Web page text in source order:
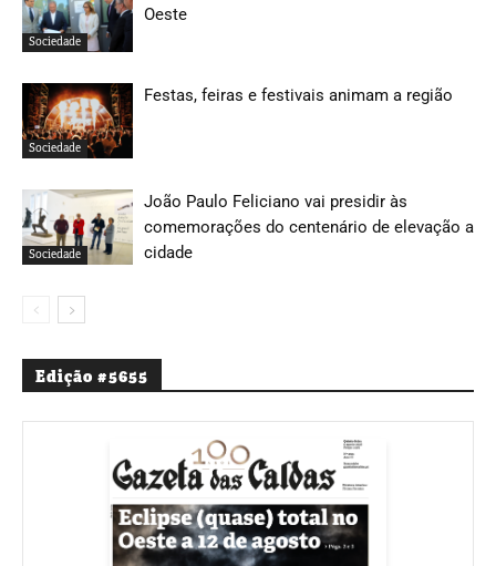
Sociedade
Oeste
Sociedade
Festas, feiras e festivais animam a região
Sociedade
João Paulo Feliciano vai presidir às
comemorações do centenário de elevação a
cidade
Edição #5655